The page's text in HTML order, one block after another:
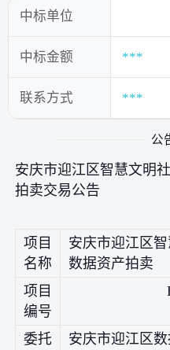
中标单位
中标金额 ***
联系方式 ***
公
安庆市迎江区智慧文明
拍卖交易公告
项目
名称
安庆市迎江区
数据资产拍卖
项目
编号
委托
安庆市迎江区